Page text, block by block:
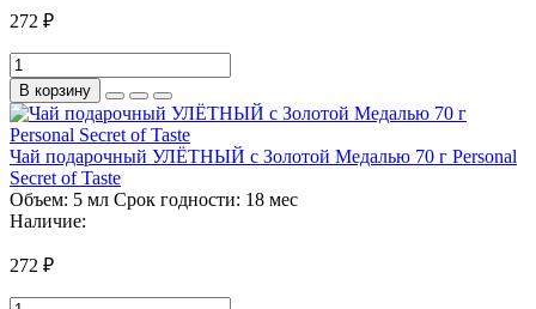
272 ₽
В корзину
Чай подарочный УЛЁТНЫЙ с Золотой Медалью 70 г Personal
Secret of Taste
Объем: 5 мл Срок годности: 18 мес
Наличие:
272 ₽